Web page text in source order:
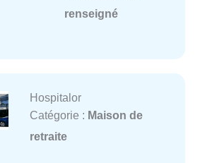
renseigné
Hospitalor
Catégorie : Maison de
retraite